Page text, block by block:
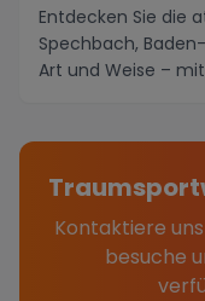
Entdecken Sie die
Spechbach,
Art und Weise –
Kontaktiere
besuche